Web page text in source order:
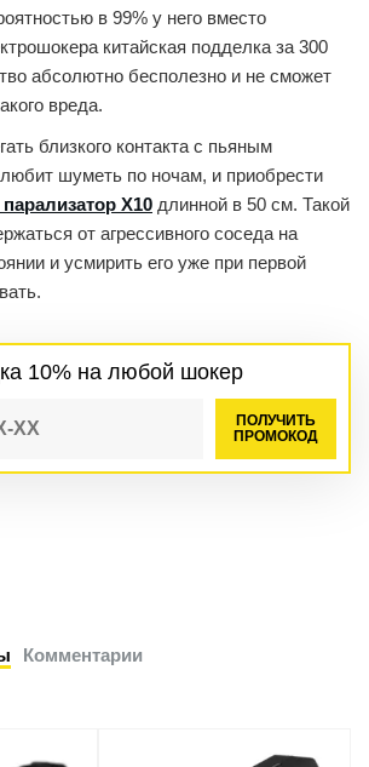
в 99% у него вместо
китайская подделка за 300
абсолютно бесполезно и не сможет
вреда.
близкого контакта с пьяным
шуметь по ночам, и приобрести
X10 длинной в 50 см. Такой
от агрессивного соседа на
и усмирить его уже при первой
10% на любой шокер
ПОЛУЧИТЬ
ПРОМОКОД
Комментарии